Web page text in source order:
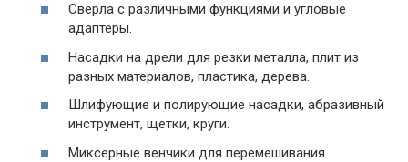
Сверла с различными функциями и угловые
адаптеры.
Насадки на дрели для резки металла, плит из
разных материалов, пластика, дерева.
Шлифующие и полирующие насадки, абразивный
инструмент, щетки, круги.
Миксерные венчики для перемешивания